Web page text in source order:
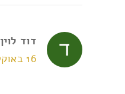
דוד לוין
16 באוקטובר 2025 בשעה 20:27